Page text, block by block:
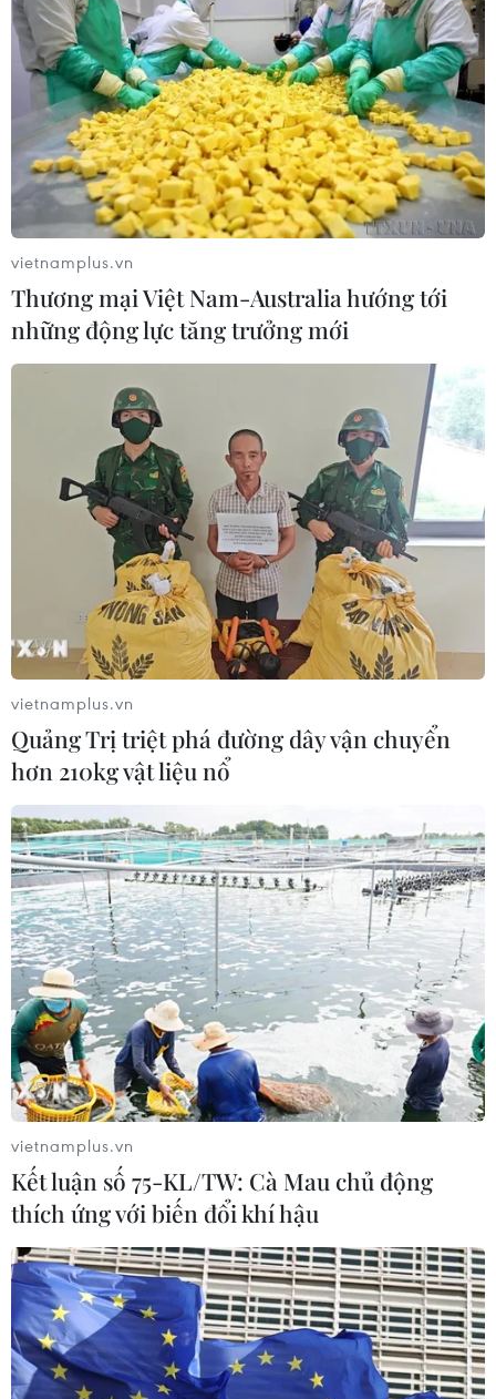
vietnamplus.vn
Thương mại Việt Nam-Australia hướng tới
những động lực tăng trưởng mới
vietnamplus.vn
Quảng Trị triệt phá đường dây vận chuyển
hơn 210kg vật liệu nổ
vietnamplus.vn
Kết luận số 75-KL/TW: Cà Mau chủ động
thích ứng với biến đổi khí hậu